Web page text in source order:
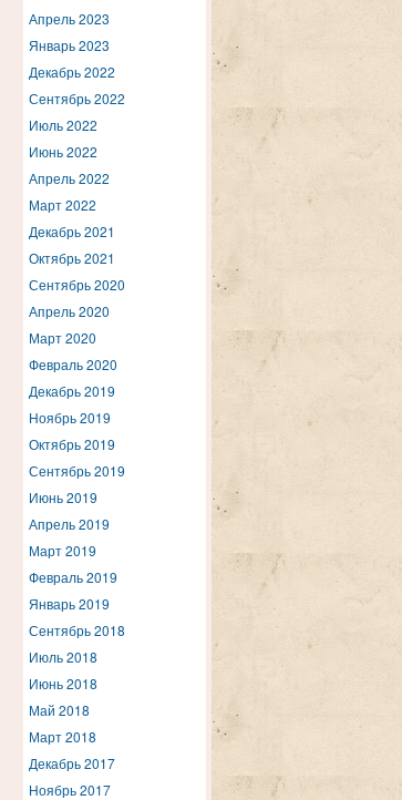
Апрель 2023
Январь 2023
Декабрь 2022
Сентябрь 2022
Июль 2022
Июнь 2022
Апрель 2022
Март 2022
Декабрь 2021
Октябрь 2021
Сентябрь 2020
Апрель 2020
Март 2020
Февраль 2020
Декабрь 2019
Ноябрь 2019
Октябрь 2019
Сентябрь 2019
Июнь 2019
Апрель 2019
Март 2019
Февраль 2019
Январь 2019
Сентябрь 2018
Июль 2018
Июнь 2018
Май 2018
Март 2018
Декабрь 2017
Ноябрь 2017